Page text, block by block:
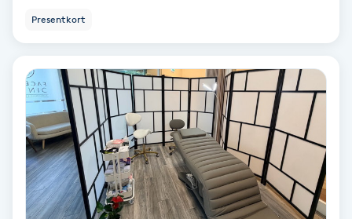
Bottenfärg
Brynformning
Brynfärgning
Brynplockning
Presentkort